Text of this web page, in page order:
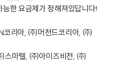
한 요금제가 정해져있답니다!
코리아, ㈜머천드코리아, ㈜
스마텔, ㈜아이즈비전, ㈜